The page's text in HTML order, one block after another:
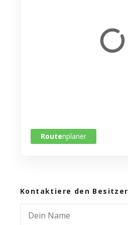
Routenplaner
Kontaktiere den Besitzer